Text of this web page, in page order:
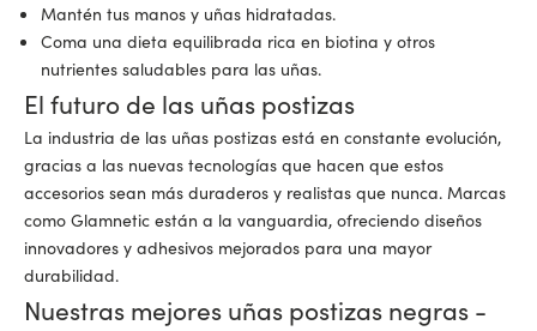
Mantén tus manos y uñas hidratadas.
Coma una dieta equilibrada rica en biotina y otros
nutrientes saludables para las uñas.
El futuro de las uñas postizas
La industria de las uñas postizas está en constante evolución,
gracias a las nuevas tecnologías que hacen que estos
accesorios sean más duraderos y realistas que nunca. Marcas
como Glamnetic están a la vanguardia, ofreciendo diseños
innovadores y adhesivos mejorados para una mayor
durabilidad.
Nuestras mejores uñas postizas negras -